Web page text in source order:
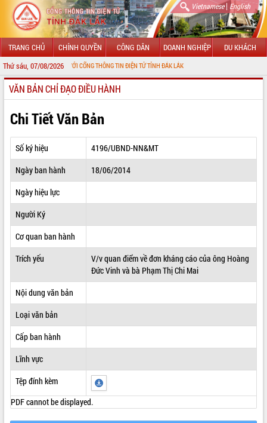
Vietnamese| English
TRANG CHỦ CHÍNH QUYỀN CÔNG DÂN DOANH NGHIỆP DU KHÁCH
Thứ sáu, 07/08/2026
MỪNG ĐẾN VỚI CỔNG THÔNG TIN ĐIỆN TỬ TỈNH ĐẮK LẮK
GIỚI THIỆU
LÃNH ĐẠO UBND TỈNH
TIN TỨC SỰ KIỆN
SỞ, BAN, NGÀNH
THÔNG TIN CHỈ ĐẠO ĐIỀU HÀNH
HỆ THỐNG VĂN BẢN
VĂN BẢN HĐND TỈNH
ĐIỂM TIN VĂN BẢN
VĂN BẢN CHỈ ĐẠO ĐIỀU HÀNH
Chi Tiết Văn Bản
Số ký hiệu
4196/UBND-NN&MT
Ngày ban hành
18/06/2014
Ngày hiệu lực
Người Ký
Cơ quan ban hành
Trích yếu
V/v quan điểm về đơn kháng cáo của ông Hoàng
Đức Vinh và bà Phạm Thị Chi Mai
Nội dung văn bản
Loại văn bản
Cấp ban hành
Lĩnh vực
Tệp đính kèm
PDF cannot be displayed.